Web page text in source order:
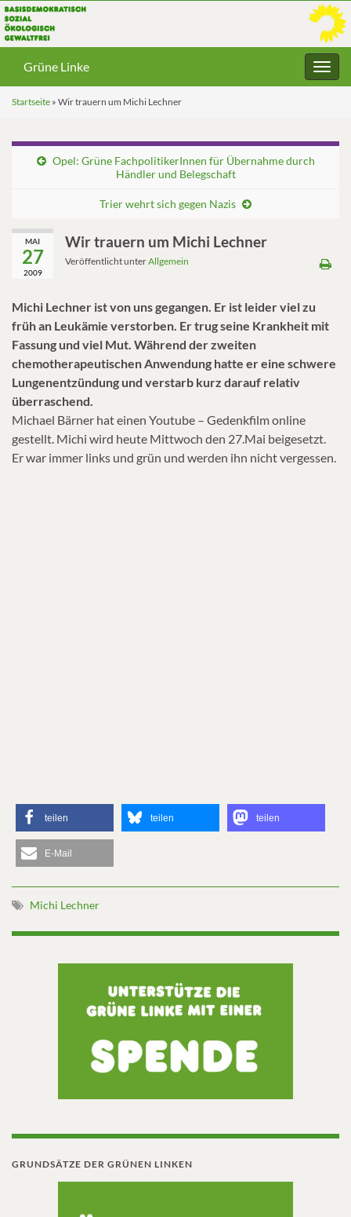
Grüne Linke
Startseite » Wir trauern um Michi Lechner
Opel: Grüne FachpolitikerInnen für Übernahme durch
Händler und Belegschaft
Trier wehrt sich gegen Nazis
MAI
27
2009
Wir trauern um Michi Lechner
Veröffentlicht unterAllgemein
Michi Lechner ist von uns gegangen. Er ist leider viel zu
früh an Leukämie verstorben. Er trug seine Krankheit mit
Fassung und viel Mut. Während der zweiten
chemotherapeutischen Anwendung hatte er eine schwere
Lungenentzündung und verstarb kurz darauf relativ
überraschend.
Michael Bärner hat einen Youtube – Gedenkfilm online
gestellt. Michi wird heute Mittwoch den 27.Mai beigesetzt.
Er war immer links und grün und werden ihn nicht vergessen.
teilen teilen teilen
E-Mail
Michi Lechner
GRUNDSÄTZE DER GRÜNEN LINKEN